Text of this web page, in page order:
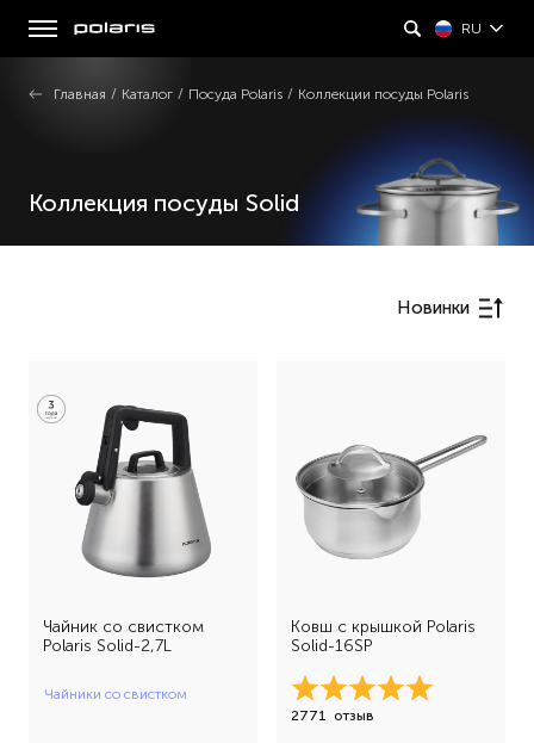
RU
Главная / Каталог / Посуда Polaris / Коллекции посуды Polaris
Коллекция посуды Solid
Новинки
Чайник со свистком
Polaris Solid-2,7L
Чайники со свистком
Ковш с крышкой Polaris
Solid-16SP
2771 отзыв